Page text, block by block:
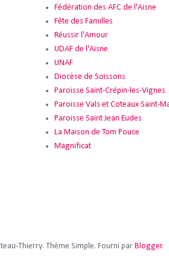
Fédération des AFC de l'Aisne
Fête des Familles
Réussir l'Amour
UDAF de l'Aisne
UNAF
Diocèse de Soissons
Paroisse Saint-Crépin-les-Vignes
Paroisse Vals et Coteaux Saint-
Paroisse Saint Jean Eudes
La Maison de Tom Pouce
Magnificat
Thierry. Thème Simple. Fourni par Blogger.